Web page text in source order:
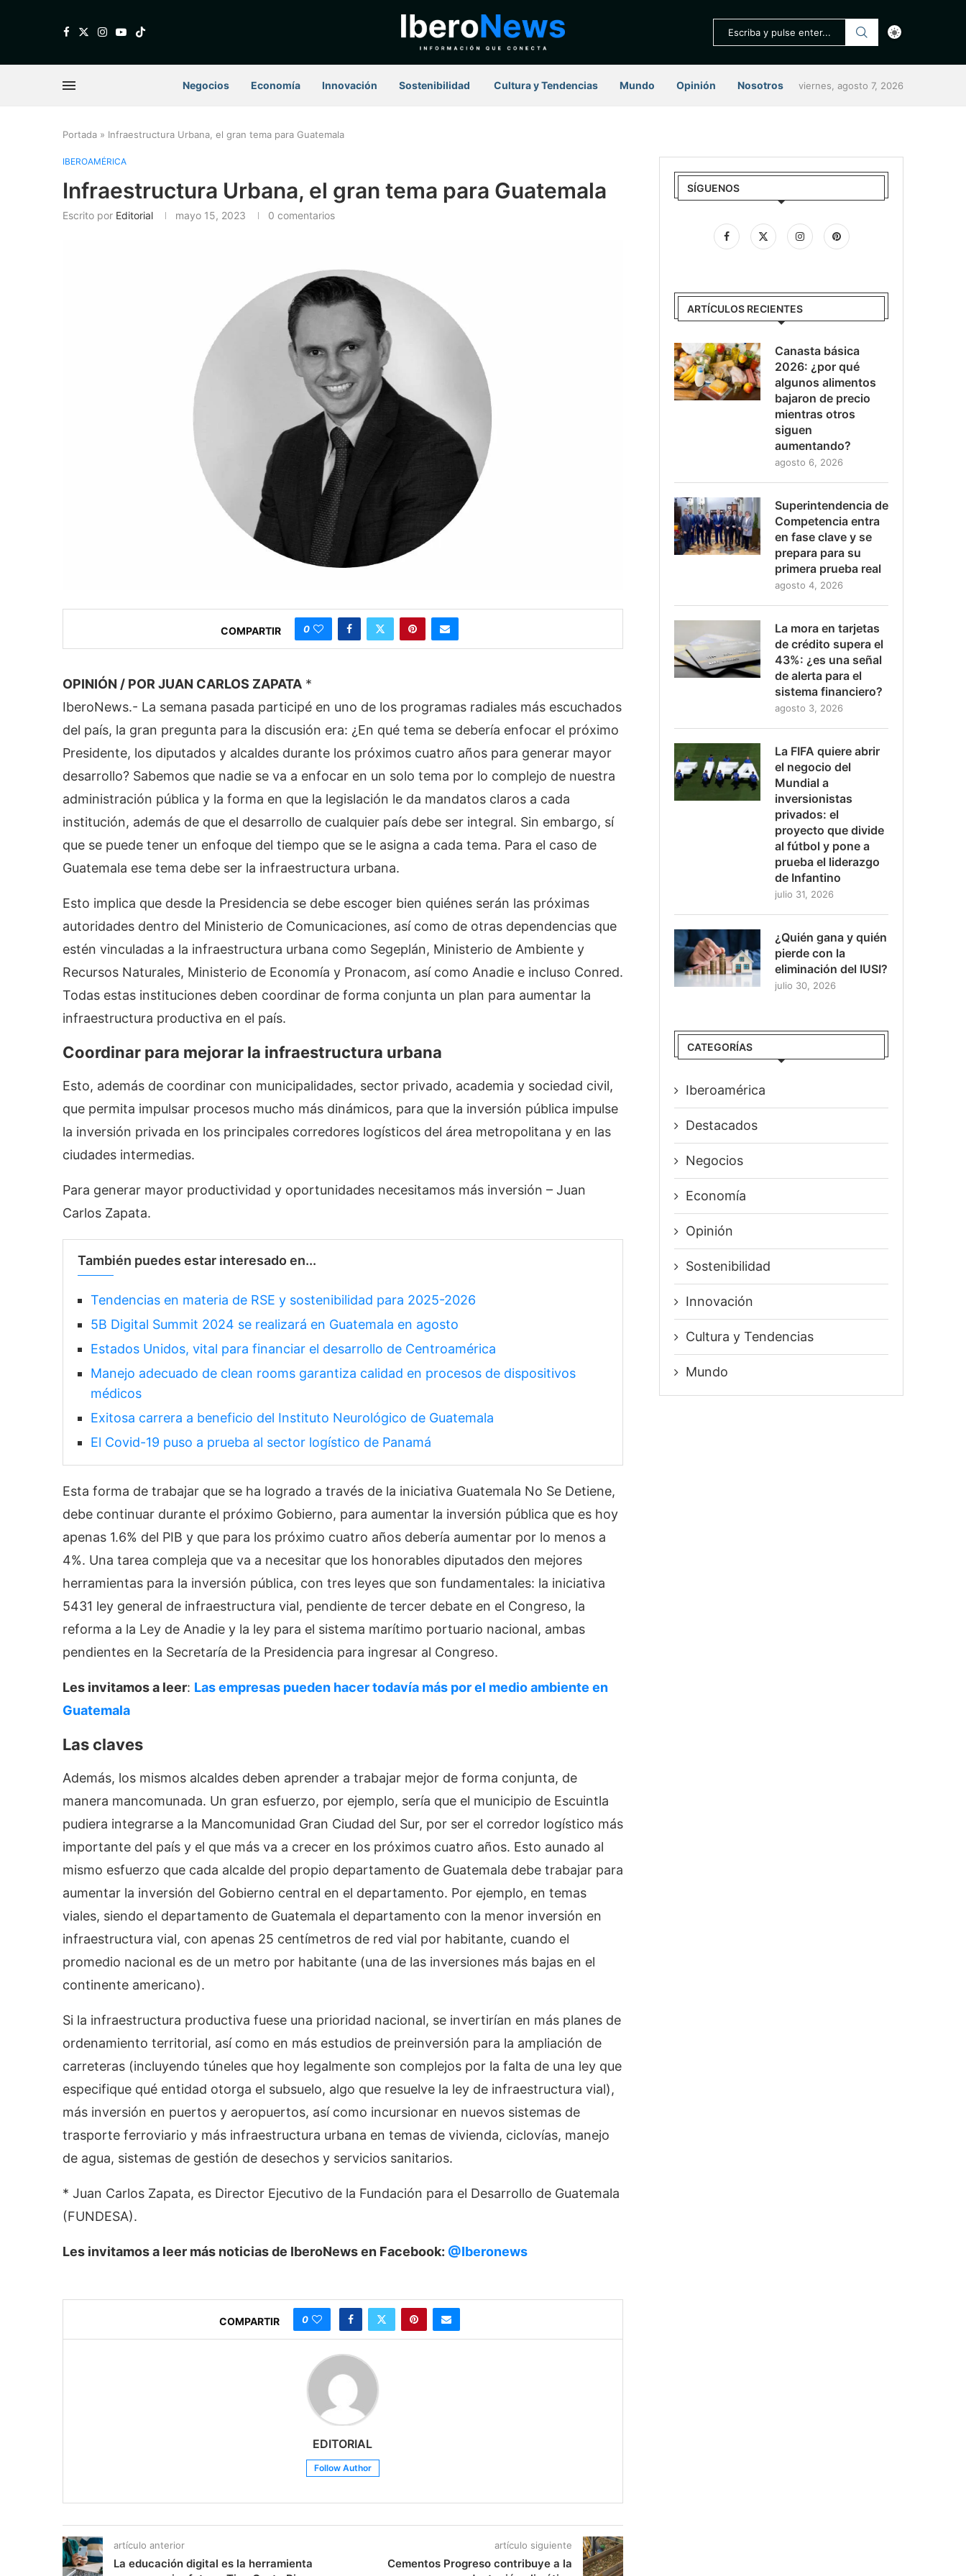
Negocios Economía Innovación Sostenibilidad ⁠ Cultura y Tendencias Mundo Opinión Nosotros viernes, agosto 7, 2026
Portada » Infraestructura Urbana, el gran tema para Guatemala
IBEROAMÉRICA
Infraestructura Urbana, el gran tema para Guatemala
Escrito por Editorial mayo 15, 2023 0 comentarios
COMPARTIR 0
OPINIÓN / POR JUAN CARLOS ZAPATA *
IberoNews.- La semana pasada participé en uno de los programas radiales más escuchados
del país, la gran pregunta para la discusión era: ¿En qué tema se debería enfocar el próximo
Presidente, los diputados y alcaldes durante los próximos cuatro años para generar mayor
desarrollo? Sabemos que nadie se va a enfocar en un solo tema por lo complejo de nuestra
administración pública y la forma en que la legislación le da mandatos claros a cada
institución, además de que el desarrollo de cualquier país debe ser integral. Sin embargo, sí
que se puede tener un enfoque del tiempo que se le asigna a cada tema. Para el caso de
Guatemala ese tema debe ser la infraestructura urbana.
Esto implica que desde la Presidencia se debe escoger bien quiénes serán las próximas
autoridades dentro del Ministerio de Comunicaciones, así como de otras dependencias que
estén vinculadas a la infraestructura urbana como Segeplán, Ministerio de Ambiente y
Recursos Naturales, Ministerio de Economía y Pronacom, así como Anadie e incluso Conred.
Todas estas instituciones deben coordinar de forma conjunta un plan para aumentar la
infraestructura productiva en el país.
Coordinar para mejorar la infraestructura urbana
Esto, además de coordinar con municipalidades, sector privado, academia y sociedad civil,
que permita impulsar procesos mucho más dinámicos, para que la inversión pública impulse
la inversión privada en los principales corredores logísticos del área metropolitana y en las
ciudades intermedias.
Para generar mayor productividad y oportunidades necesitamos más inversión – Juan
Carlos Zapata.
También puedes estar interesado en...
Tendencias en materia de RSE y sostenibilidad para 2025-2026
5B Digital Summit 2024 se realizará en Guatemala en agosto
Estados Unidos, vital para financiar el desarrollo de Centroamérica
Manejo adecuado de clean rooms garantiza calidad en procesos de dispositivos
médicos
Exitosa carrera a beneficio del Instituto Neurológico de Guatemala
El Covid-19 puso a prueba al sector logístico de Panamá
Esta forma de trabajar que se ha logrado a través de la iniciativa Guatemala No Se Detiene,
debe continuar durante el próximo Gobierno, para aumentar la inversión pública que es hoy
apenas 1.6% del PIB y que para los próximo cuatro años debería aumentar por lo menos a
4%. Una tarea compleja que va a necesitar que los honorables diputados den mejores
herramientas para la inversión pública, con tres leyes que son fundamentales: la iniciativa
5431 ley general de infraestructura vial, pendiente de tercer debate en el Congreso, la
reforma a la Ley de Anadie y la ley para el sistema marítimo portuario nacional, ambas
pendientes en la Secretaría de la Presidencia para ingresar al Congreso.
Les invitamos a leer: Las empresas pueden hacer todavía más por el medio ambiente en
Guatemala
Las claves
Además, los mismos alcaldes deben aprender a trabajar mejor de forma conjunta, de
manera mancomunada. Un gran esfuerzo, por ejemplo, sería que el municipio de Escuintla
pudiera integrarse a la Mancomunidad Gran Ciudad del Sur, por ser el corredor logístico más
importante del país y el que más va a crecer en los próximos cuatro años. Esto aunado al
mismo esfuerzo que cada alcalde del propio departamento de Guatemala debe trabajar para
aumentar la inversión del Gobierno central en el departamento. Por ejemplo, en temas
viales, siendo el departamento de Guatemala el departamento con la menor inversión en
infraestructura vial, con apenas 25 centímetros de red vial por habitante, cuando el
promedio nacional es de un metro por habitante (una de las inversiones más bajas en el
continente americano).
Si la infraestructura productiva fuese una prioridad nacional, se invertirían en más planes de
ordenamiento territorial, así como en más estudios de preinversión para la ampliación de
carreteras (incluyendo túneles que hoy legalmente son complejos por la falta de una ley que
especifique qué entidad otorga el subsuelo, algo que resuelve la ley de infraestructura vial),
más inversión en puertos y aeropuertos, así como incursionar en nuevos sistemas de
trasporte ferroviario y más infraestructura urbana en temas de vivienda, ciclovías, manejo
de agua, sistemas de gestión de desechos y servicios sanitarios.
* Juan Carlos Zapata, es Director Ejecutivo de la Fundación para el Desarrollo de Guatemala
(FUNDESA).
Les invitamos a leer más noticias de IberoNews en Facebook: @Iberonews
COMPARTIR 0
EDITORIAL
Follow Author
artículo anterior
La educación digital es la herramienta
artículo siguiente
Cementos Progreso contribuye a la
SÍGUENOS
ARTÍCULOS RECIENTES
Canasta básica
2026: ¿por qué
algunos alimentos
bajaron de precio
mientras otros
siguen
aumentando?
agosto 6, 2026
Superintendencia de
Competencia entra
en fase clave y se
prepara para su
primera prueba real
agosto 4, 2026
La mora en tarjetas
de crédito supera el
43%: ¿es una señal
de alerta para el
sistema financiero?
agosto 3, 2026
La FIFA quiere abrir
el negocio del
Mundial a
inversionistas
privados: el
proyecto que divide
al fútbol y pone a
prueba el liderazgo
de Infantino
julio 31, 2026
¿Quién gana y quién
pierde con la
eliminación del IUSI?
julio 30, 2026
CATEGORÍAS
Iberoamérica
Destacados
Negocios
Economía
Opinión
Sostenibilidad
Innovación
⁠Cultura y Tendencias
Mundo